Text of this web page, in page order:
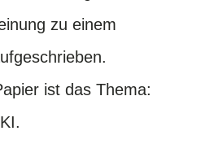
zu einem
ist das Thema: